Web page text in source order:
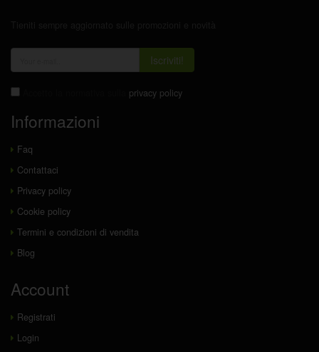
Iscriviti!
privacy policy
Informazioni
Faq
Contattaci
Privacy policy
Cookie policy
Termini e condizioni di vendita
Blog
Account
Registrati
Login